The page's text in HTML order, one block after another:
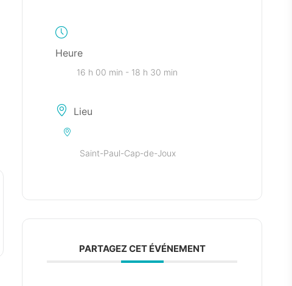
Heure
16 h 00 min - 18 h 30 min
Lieu
Saint-Paul-Cap-de-Joux
PARTAGEZ CET ÉVÉNEMENT